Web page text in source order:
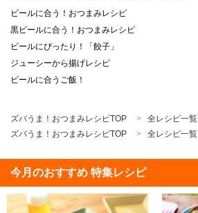
ビールに合う！おつまみレシピ
黒ビールに合う！おつまみレシピ
ビールにぴったり！「餃子」
ジューシーから揚げレシピ
ビールに合うご飯！
ズバうま！おつまみレシピTOP 全レシピ一覧
ズバうま！おつまみレシピTOP
全レシピ一覧
今月のおすすめ 特集レシピ